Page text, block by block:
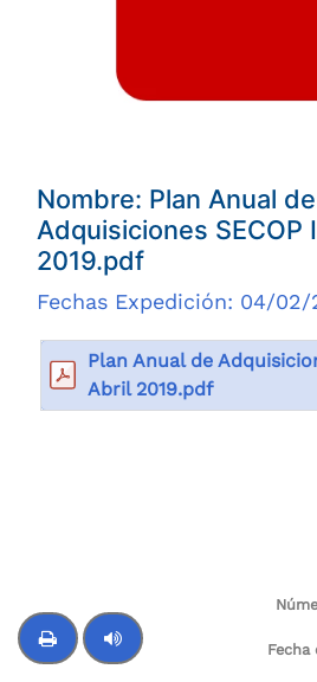
Nombre: Plan Anual de
Adquisiciones SECOP
2019.pdf
Fechas Expedición: 04/02/
Plan Anual de
Abril 2019.pdf
Fecha